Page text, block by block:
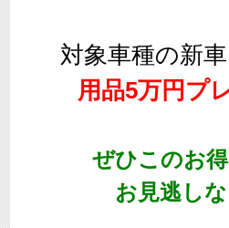
対象車種の新
用品5万円プ
ぜひこのお
お見逃しな